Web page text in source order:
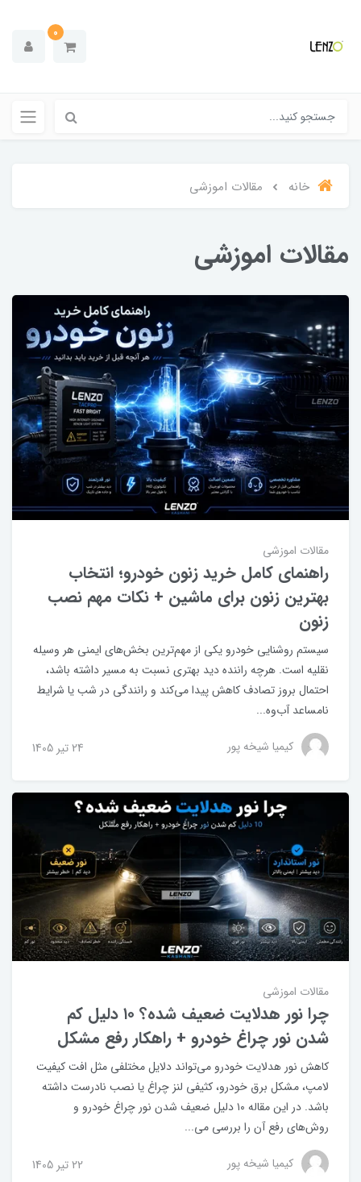
0
خانه مقالات اموزشی
مقالات اموزشی
مقالات اموزشی
راهنمای کامل خرید زنون خودرو؛ انتخاب
بهترین زنون برای ماشین + نکات مهم نصب
زنون
سیستم روشنایی خودرو یکی از مهم‌ترین بخش‌های ایمنی هر وسیله
نقلیه است. هرچه راننده دید بهتری نسبت به مسیر داشته باشد،
احتمال بروز تصادف کاهش پیدا می‌کند و رانندگی در شب یا شرایط
نامساعد آب‌وه...
کیمیا شیخه پور 24 تير 1405
مقالات اموزشی
چرا نور هدلایت ضعیف شده؟ ۱۰ دلیل کم
شدن نور چراغ خودرو + راهکار رفع مشکل
کاهش نور هدلایت خودرو می‌تواند دلایل مختلفی مثل افت کیفیت
لامپ، مشکل برق خودرو، کثیفی لنز چراغ یا نصب نادرست داشته
باشد. در این مقاله ۱۰ دلیل ضعیف شدن نور چراغ خودرو و
روش‌های رفع آن را بررسی می‌...
کیمیا شیخه پور 22 تير 1405